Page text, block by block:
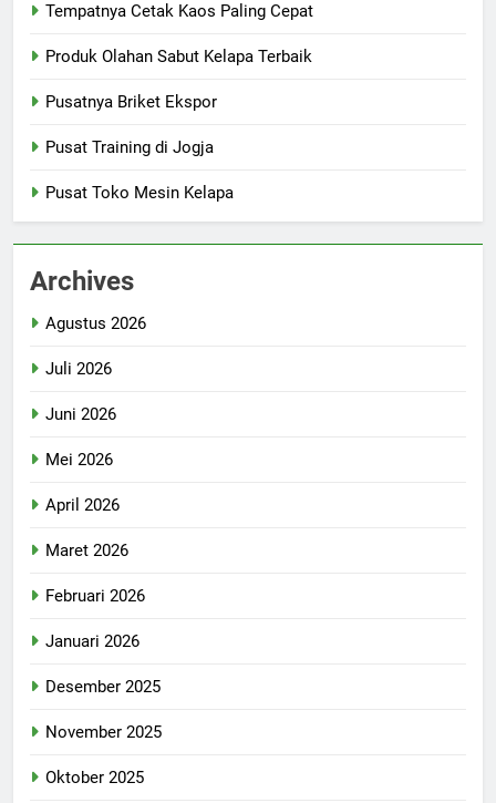
Tempatnya Cetak Kaos Paling Cepat
Produk Olahan Sabut Kelapa Terbaik
Pusatnya Briket Ekspor
Pusat Training di Jogja
Pusat Toko Mesin Kelapa
Archives
Agustus 2026
Juli 2026
Juni 2026
Mei 2026
April 2026
Maret 2026
Februari 2026
Januari 2026
Desember 2025
November 2025
Oktober 2025